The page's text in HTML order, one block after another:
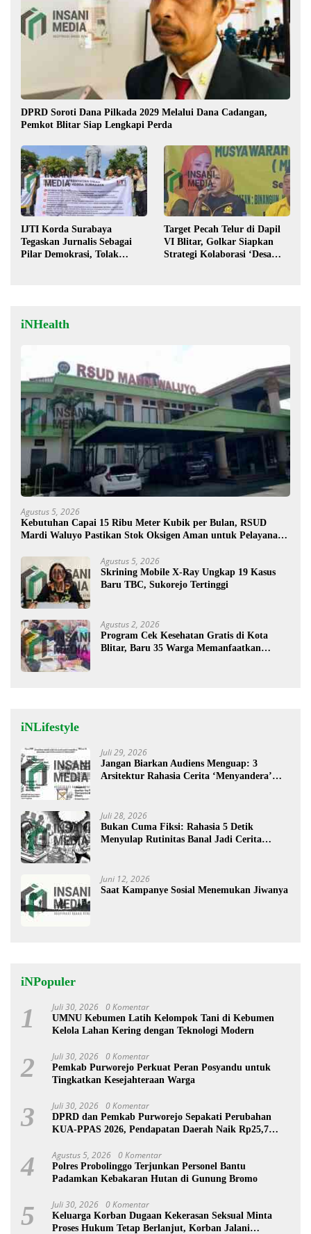
DPRD Soroti Dana Pilkada 2029 Melalui Dana Cadangan,
Pemkot Blitar Siap Lengkapi Perda
IJTI Korda Surabaya
Tegaskan Jurnalis Sebagai
Pilar Demokrasi, Tolak
Target Pecah Telur di Dapil
VI Blitar, Golkar Siapkan
Strategi Kolaborasi ‘Desa
iNHealth
Agustus 5, 2026
Kebutuhan Capai 15 Ribu Meter Kubik per Bulan, RSUD
Mardi Waluyo Pastikan Stok Oksigen Aman untuk Pelayanan
Agustus 5, 2026
Skrining Mobile X-Ray Ungkap 19 Kasus
Baru TBC, Sukorejo Tertinggi
Agustus 2, 2026
Program Cek Kesehatan Gratis di Kota
Blitar, Baru 35 Warga Memanfaatkan
iNLifestyle
Juli 29, 2026
Jangan Biarkan Audiens Menguap: 3
Arsitektur Rahasia Cerita ‘Menyandera’
Juli 28, 2026
Bukan Cuma Fiksi: Rahasia 5 Detik
Menyulap Rutinitas Banal Jadi Cerita
Juni 12, 2026
Saat Kampanye Sosial Menemukan Jiwanya
iNPopuler
1 Juli 30, 2026 0 Komentar
UMNU Kebumen Latih Kelompok Tani di Kebumen
Kelola Lahan Kering dengan Teknologi Modern
2 Juli 30, 2026 0 Komentar
Pemkab Purworejo Perkuat Peran Posyandu untuk
Tingkatkan Kesejahteraan Warga
3 Juli 30, 2026 0 Komentar
DPRD dan Pemkab Purworejo Sepakati Perubahan
KUA-PPAS 2026, Pendapatan Daerah Naik Rp25,7
4 Agustus 5, 2026 0 Komentar
Polres Probolinggo Terjunkan Personel Bantu
Padamkan Kebakaran Hutan di Gunung Bromo
5 Juli 30, 2026 0 Komentar
Keluarga Korban Dugaan Kekerasan Seksual Minta
Proses Hukum Tetap Berlanjut, Korban Jalani